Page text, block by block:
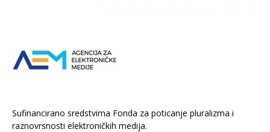
Sufinancirano sredstvima Fonda za poticanje pluralizma i
raznovrsnosti elektroničkih medija.